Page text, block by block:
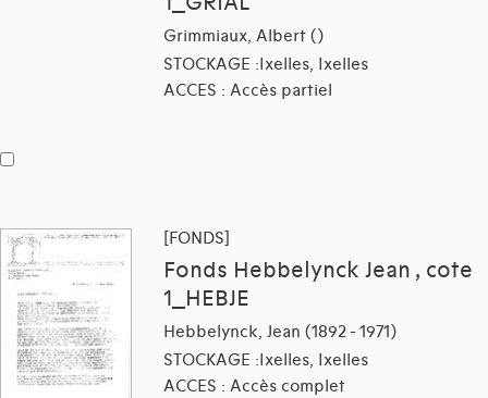
Grimmiaux, Albert ()
STOCKAGE :Ixelles, Ixelles
ACCES : Accès partiel
[FONDS]
Fonds Hebbelynck Jean , cote
1_HEBJE
Hebbelynck, Jean (1892 - 1971)
STOCKAGE :Ixelles, Ixelles
ACCES : Accès complet